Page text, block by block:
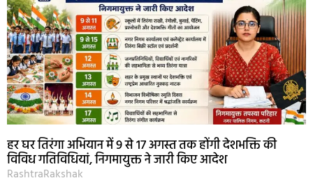
हर घर तिरंगा अभियान में 9 से 17 अगस्त तक होंगी देशभक्ति की
विविध गतिविधियां, निगमायुक्त ने जारी किए आदेश
RashtraRakshak